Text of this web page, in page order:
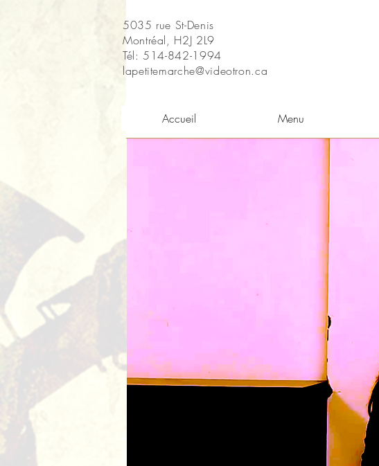
5035 rue St-Denis
Montréal, H2J 2L9
Tél: 514-842-1994
lapetitemarche@videotron.ca
Accueil Menu